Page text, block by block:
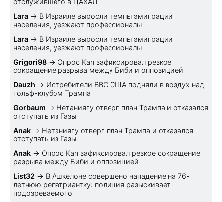
Lara → В Израиле выросли темпы эмиграции
населения, уезжают профессионалы
Lara → В Израиле выросли темпы эмиграции
населения, уезжают профессионалы
Grigori98 → Опрос Kan зафиксировал резкое
сокращение разрыва между Биби и оппозицией
Dauzh → Истребители ВВС США подняли в воздух над
гольф-клубом Трампа
Gorbaum → Нетаниягу отверг план Трампа и отказался
отступать из Газы
Anak → Нетаниягу отверг план Трампа и отказался
отступать из Газы
Anak → Опрос Kan зафиксировал резкое сокращение
разрыва между Биби и оппозицией
List32 → В Ашкелоне совершено нападение на 76-
летнюю репатриантку: полиция разыскивает
подозреваемого